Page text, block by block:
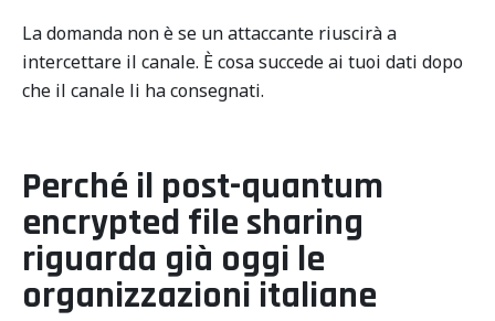
La domanda non è se un attaccante riuscirà a
intercettare il canale. È cosa succede ai tuoi dati dopo
che il canale li ha consegnati.
Perché il post-quantum
encrypted file sharing
riguarda già oggi le
organizzazioni italiane